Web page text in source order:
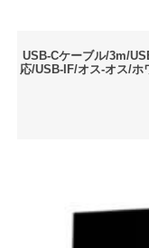
USB-Cケーブル/3m/
応/USB-IF/オス-オス/ホ